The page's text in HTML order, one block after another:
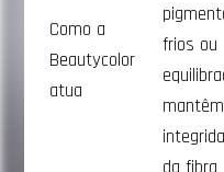
Como a
Beautycolor
atua
frios ou